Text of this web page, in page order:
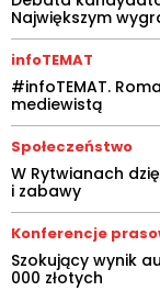
Największym
infoTEMAT
#infoTEMAT.
mediewistą
Społeczeństwo
W Rytwianach
i zabawy
Konferencje
Szokujący wynik
000 złotych